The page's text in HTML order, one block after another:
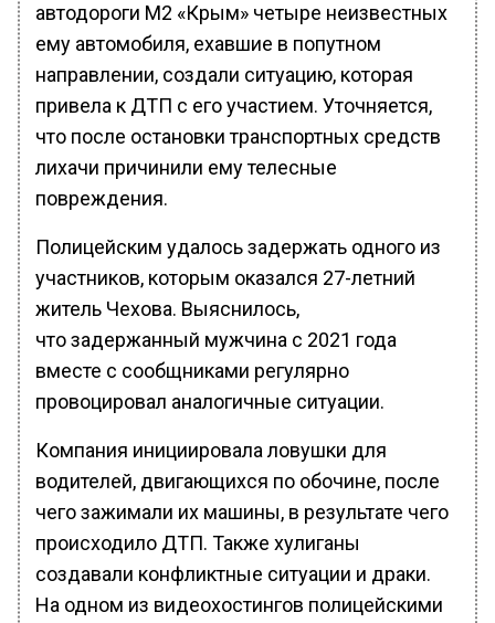
автодороги М2 «Крым» четыре неизвестных
ему автомобиля, ехавшие в попутном
направлении, создали ситуацию, которая
привела к ДТП с его участием. Уточняется,
что после остановки транспортных средств
лихачи причинили ему телесные
повреждения.
Полицейским удалось задержать одного из
участников, которым оказался 27-летний
житель Чехова. Выяснилось,
что задержанный мужчина с 2021 года
вместе с сообщниками регулярно
провоцировал аналогичные ситуации.
Компания инициировала ловушки для
водителей, двигающихся по обочине, после
чего зажимали их машины, в результате чего
происходило ДТП. Также хулиганы
создавали конфликтные ситуации и драки.
На одном из видеохостингов полицейскими